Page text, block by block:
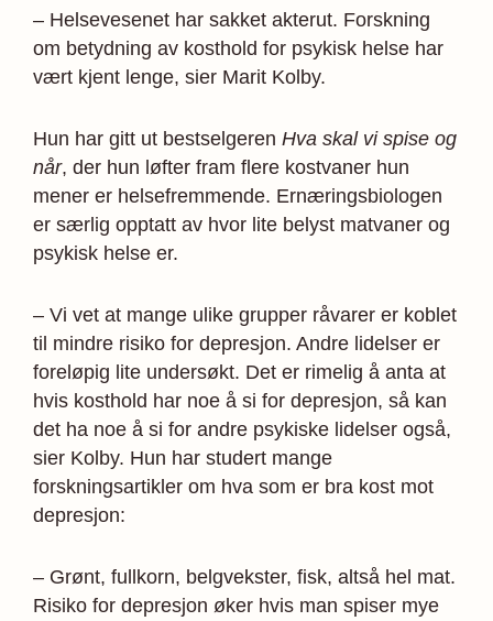
– Helsevesenet har sakket akterut. Forskning
om betydning av kosthold for psykisk helse har
vært kjent lenge, sier Marit Kolby.
Hun har gitt ut bestselgeren Hva skal vi spise og
når, der hun løfter fram flere kostvaner hun
mener er helse­fremmende. Ernæringsbiologen
er særlig opptatt av hvor lite belyst matvaner og
psykisk helse er.
– Vi vet at mange ulike grupper råvarer er koblet
til mindre risiko for depresjon. Andre lidelser er
foreløpig lite undersøkt. Det er rimelig å anta at
hvis kosthold har noe å si for depresjon, så kan
det ha noe å si for andre psykiske lidelser også,
sier Kolby. Hun har studert mange
forskningsartikler om hva som er bra kost mot
depresjon:
– Grønt, fullkorn, belgvekster, fisk, altså hel mat.
Risiko for depresjon øker hvis man spiser mye